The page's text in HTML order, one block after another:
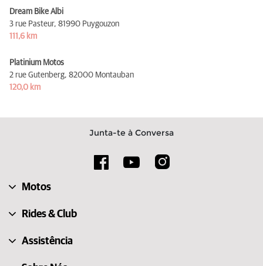
Dream Bike Albi
3 rue Pasteur, 81990 Puygouzon
111,6 km
Platinium Motos
2 rue Gutenberg, 82000 Montauban
120,0 km
Junta-te à Conversa
Motos
Rides & Club
Assistência